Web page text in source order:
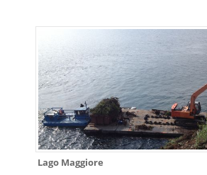
Lago Maggiore